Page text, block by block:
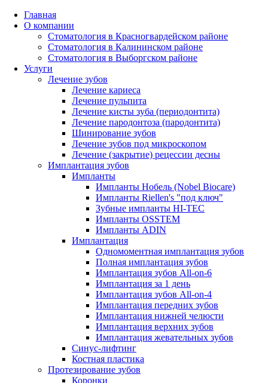
Главная
О компании
Стоматология в Красногвардейском районе
Стоматология в Калининском районе
Стоматология в Выборгском районе
Услуги
Лечение зубов
Лечение кариеса
Лечение пульпита
Лечение кисты зуба (периодонтита)
Лечение пародонтоза (пародонтита)
Шинирование зубов
Лечение зубов под микроскопом
Лечение (закрытие) рецессии десны
Имплантация зубов
Импланты
Импланты Нобель (Nobel Biocare)
Импланты Riellen's "под ключ"
Зубные импланты HI-TEC
Импланты OSSTEM
Импланты ADIN
Имплантация
Одномоментная имплантация зубов
Полная имплантация зубов
Имплантация зубов All-on-6
Имплантация за 1 день
Имплантация зубов All-on-4
Имплантация передних зубов
Имплантация нижней челюсти
Имплантация верхних зубов
Имплантация жевательных зубов
Синус-лифтинг
Костная пластика
Протезирование зубов
Коронки